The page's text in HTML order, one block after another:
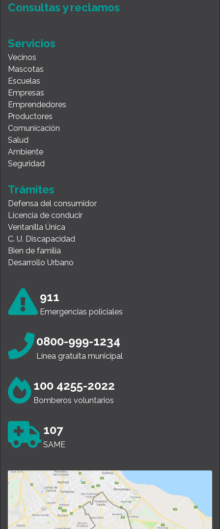
Consultas y reclamos
Servicios
Vecinos
Mascotas
Escuelas
Empresas
Emprendedores
Productores
Comunicación
Salud
Ambiente
Seguridad
Trámites
Defensa del consumidor
Licencia de conducir
Ventanilla Única
C. U. Discapacidad
Bien de familia
Desarrollo Urbano
911
Emergencias policiales
0800-999-1234
Línea gratuita municipal
100 4255-2022
Bomberos voluntarios
107
SAME